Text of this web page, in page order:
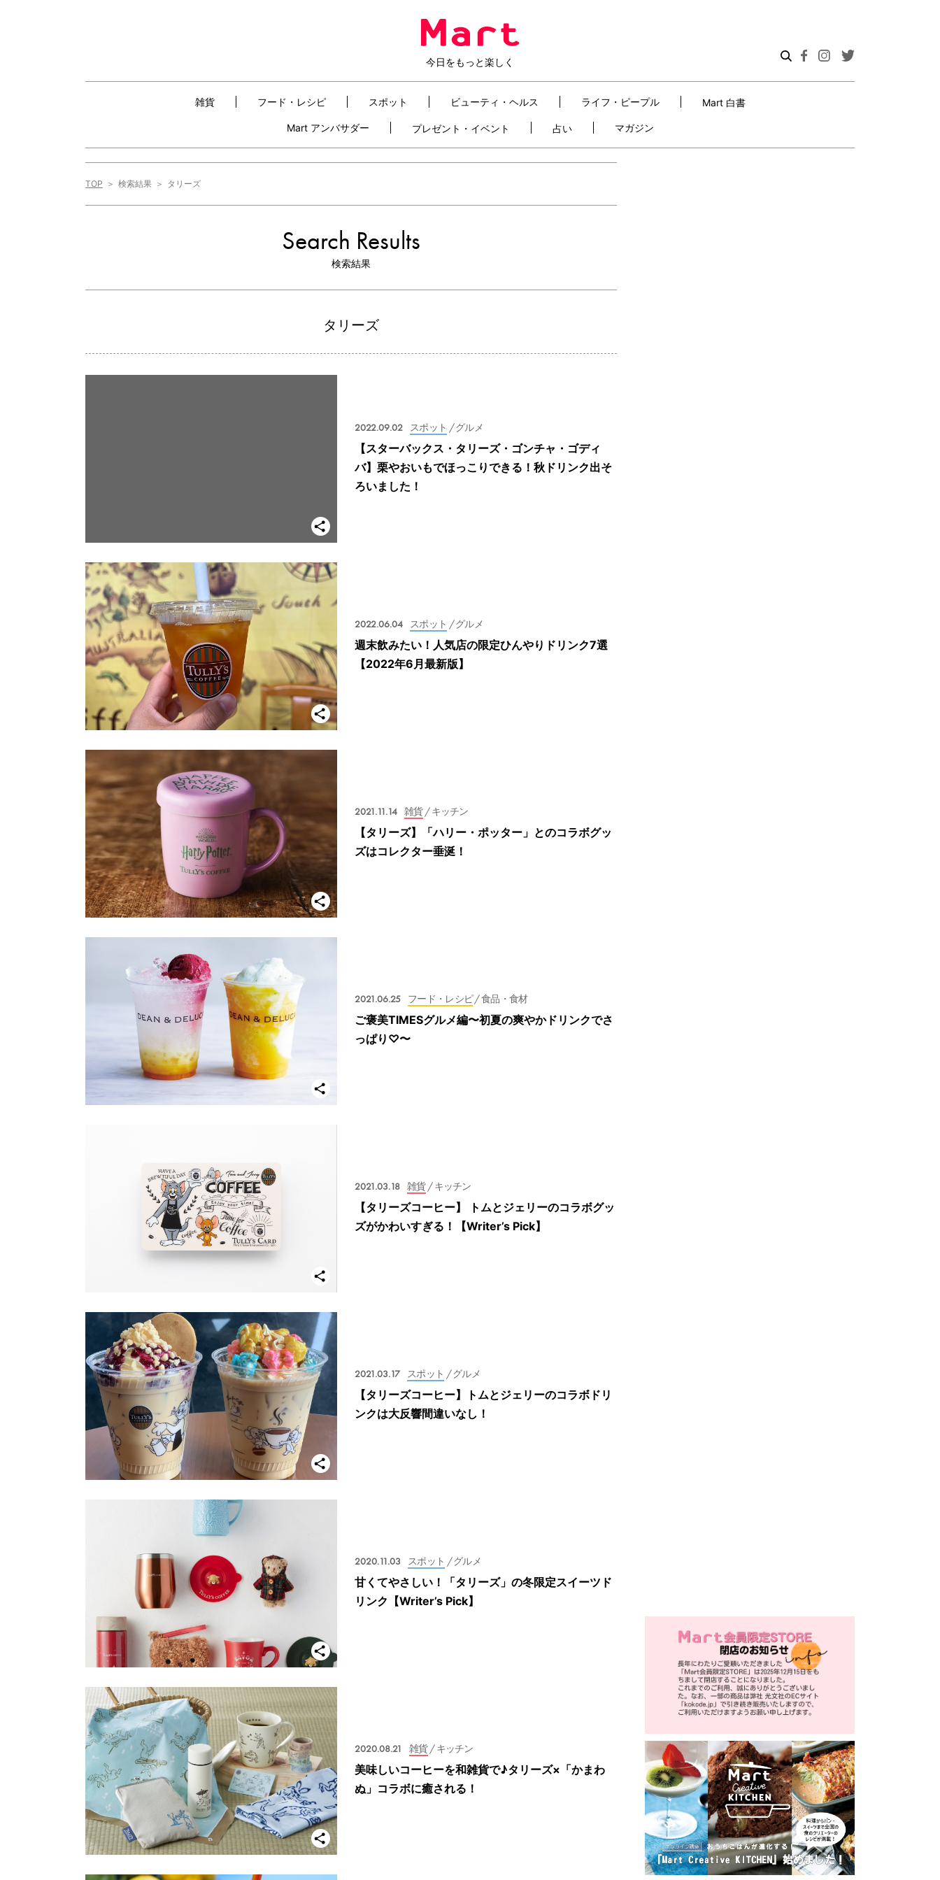
今日をもっと楽しく
雑貨 フード・レシピ スポット ビューティ・ヘルス ライフ・ピープル Mart 白書
Mart アンバサダー プレゼント・イベント 占い マガジン
TOP 検索結果 タリーズ
Search Results
検索結果
タリーズ
2022.09.02 スポット / グルメ
【スターバックス・タリーズ・ゴンチャ・ゴディ
バ】栗やおいもでほっこりできる！秋ドリンク出そ
ろいました！
2022.06.04 スポット / グルメ
週末飲みたい！人気店の限定ひんやりドリンク7選
【2022年6月最新版】
2021.11.14 雑貨/ キッチン
【タリーズ】「ハリー・ポッター」とのコラボグッ
ズはコレクター垂涎！
2021.06.25 フード・レシピ/ 食品・食材
ご褒美TIMESグルメ編〜初夏の爽やかドリンクでさ
っぱり♡〜
2021.03.18 雑貨/ キッチン
【タリーズコーヒー】 トムとジェリーのコラボグッ
ズがかわいすぎる！【Writer’s Pick】
2021.03.17 スポット / グルメ
【タリーズコーヒー】トムとジェリーのコラボドリ
ンクは大反響間違いなし！
2020.11.03 スポット / グルメ
甘くてやさしい！「タリーズ」の冬限定スイーツド
リンク【Writer’s Pick】
2020.08.21 雑貨/ キッチン
美味しいコーヒーを和雑貨で♪タリーズ×「かまわ
ぬ」コラボに癒される！